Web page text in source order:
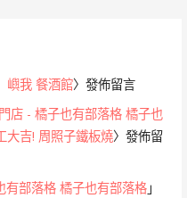
嶼我 餐酒館〉發佈留言
店 - 橘子也有部落格 橘子也
大吉! 周照子鐵板燒〉發佈留
有部落格 橘子也有部落格 」